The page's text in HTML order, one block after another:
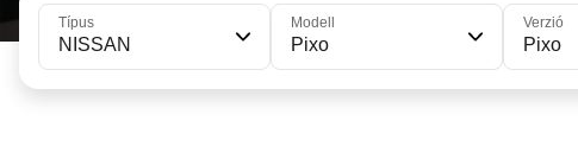
Típus
NISSAN
Modell
Pixo
Verzió
Pixo